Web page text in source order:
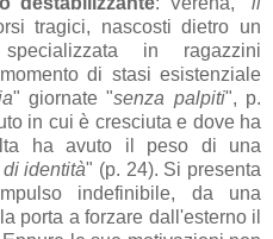
tragici, nascosti dietro un
in ragazzini
di stasi esistenziale
" giornate "senza palpiti", p.
in cui è cresciuta e dove ha
ha avuto il peso di una
identità" (p. 24). Si presenta
indefinibile, da una
porta a forzare dall'esterno il